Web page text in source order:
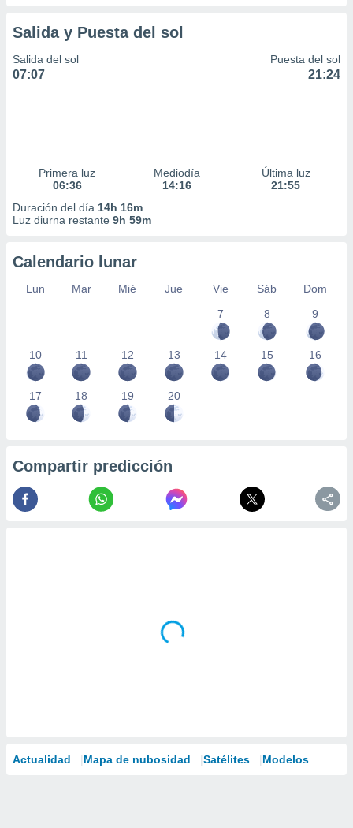
Salida y Puesta del sol
Salida del sol
07:07
Puesta del sol
21:24
Primera luz
06:36
Mediodía
14:16
Última luz
21:55
Duración del día 14h 16m
Luz diurna restante 9h 59m
Calendario lunar
Lun Mar Mié Jue Vie Sáb
Dom
7
8 9
10 11 12 13 14 15 16
17 18 19 20
Compartir predicción
Actualidad Mapa de nubosidad Satélites Modelos